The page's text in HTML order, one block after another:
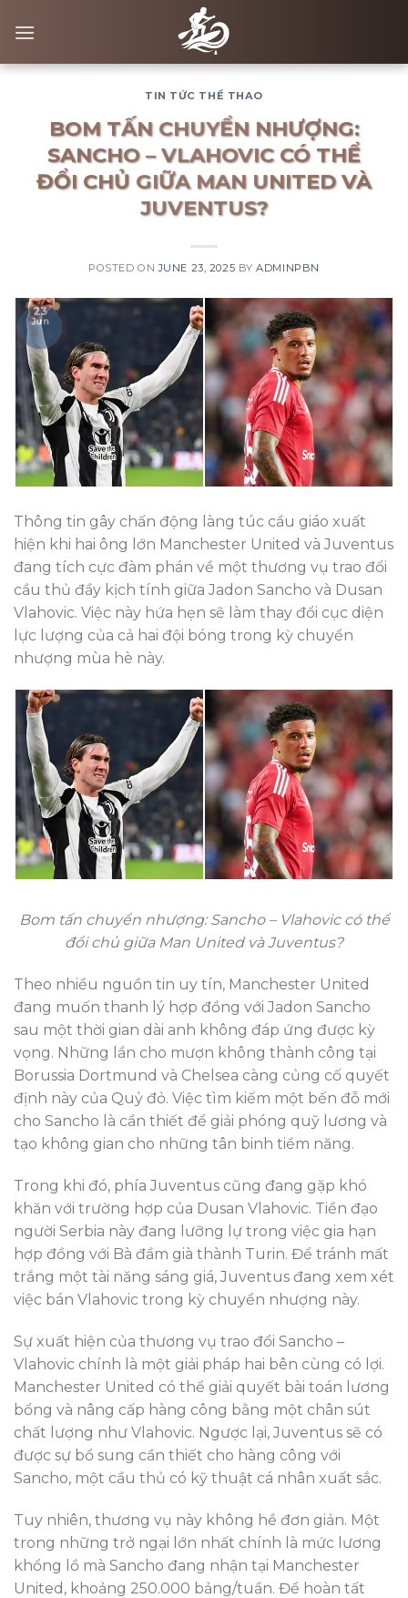
TIN TỨC THỂ THAO
BOM TẤN CHUYỂN NHƯỢNG:
SANCHO – VLAHOVIC CÓ THỂ
ĐỔI CHỦ GIỮA MAN UNITED VÀ
JUVENTUS?
POSTED ONJUNE 23, 2025 BYADMINPBN
23
Jun
Thông tin gây chấn động làng túc cầu giáo xuất
hiện khi hai ông lớn Manchester United và Juventus
đang tích cực đàm phán về một thương vụ trao đổi
cầu thủ đầy kịch tính giữa Jadon Sancho và Dusan
Vlahovic. Việc này hứa hẹn sẽ làm thay đổi cục diện
lực lượng của cả hai đội bóng trong kỳ chuyển
nhượng mùa hè này.
Bom tấn chuyển nhượng: Sancho – Vlahovic có thể
đổi chủ giữa Man United và Juventus?
Theo nhiều nguồn tin uy tín, Manchester United
đang muốn thanh lý hợp đồng với Jadon Sancho
sau một thời gian dài anh không đáp ứng được kỳ
vọng. Những lần cho mượn không thành công tại
Borussia Dortmund và Chelsea càng củng cố quyết
định này của Quỷ đỏ. Việc tìm kiếm một bến đỗ mới
cho Sancho là cần thiết để giải phóng quỹ lương và
tạo không gian cho những tân binh tiềm năng.
Trong khi đó, phía Juventus cũng đang gặp khó
khăn với trường hợp của Dusan Vlahovic. Tiền đạo
người Serbia này đang lưỡng lự trong việc gia hạn
hợp đồng với Bà đầm già thành Turin. Để tránh mất
trắng một tài năng sáng giá, Juventus đang xem xét
việc bán Vlahovic trong kỳ chuyển nhượng này.
Sự xuất hiện của thương vụ trao đổi Sancho –
Vlahovic chính là một giải pháp hai bên cùng có lợi.
Manchester United có thể giải quyết bài toán lương
bổng và nâng cấp hàng công bằng một chân sút
chất lượng như Vlahovic. Ngược lại, Juventus sẽ có
được sự bổ sung cần thiết cho hàng công với
Sancho, một cầu thủ có kỹ thuật cá nhân xuất sắc.
Tuy nhiên, thương vụ này không hề đơn giản. Một
trong những trở ngại lớn nhất chính là mức lương
khổng lồ mà Sancho đang nhận tại Manchester
United, khoảng 250.000 bảng/tuần. Để hoàn tất